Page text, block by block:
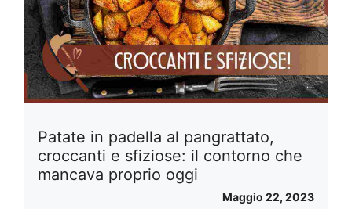
Patate in padella al pangrattato,
croccanti e sfiziose: il contorno che
mancava proprio oggi
Maggio 22, 2023